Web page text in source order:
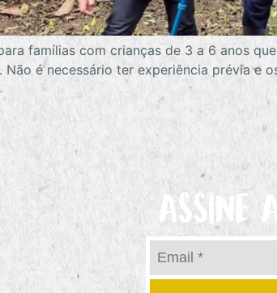
famílias com crianças de 3 a 6 anos
é necessário ter experiência prévia e
ASSINE